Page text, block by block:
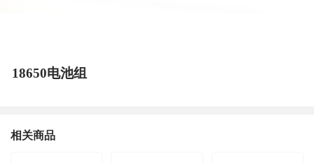
18650电池组
相关商品